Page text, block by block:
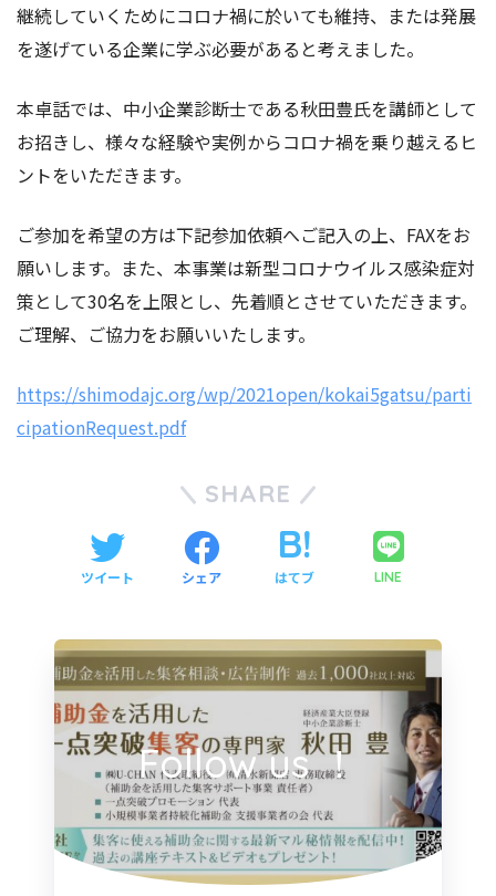
継続していくためにコロナ禍に於いても維持、または発展
を遂げている企業に学ぶ必要があると考えました。
本卓話では、中小企業診断士である秋田豊氏を講師として
お招きし、様々な経験や実例からコロナ禍を乗り越えるヒ
ントをいただきます。
ご参加を希望の方は下記参加依頼へご記入の上、FAXをお
願いします。また、本事業は新型コロナウイルス感染症対
策として30名を上限とし、先着順とさせていただきます。
ご理解、ご協力をお願いいたします。
https://shimodajc.org/wp/2021open/kokai5gatsu/parti
cipationRequest.pdf
SHARE
ツイート シェア はてブ LINE
Follow us ！